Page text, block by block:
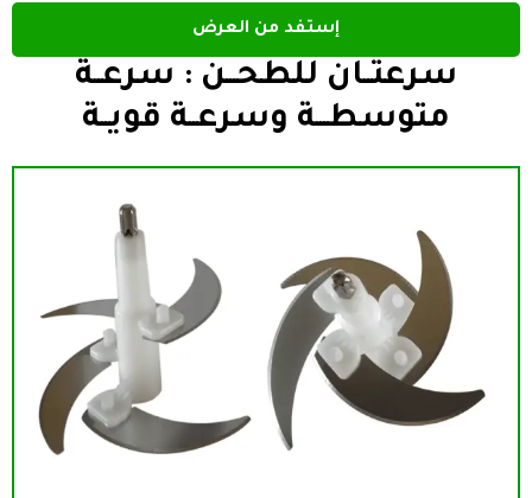
إستفد من العرض
سرعتــان للطحـــن : سرعــة
متوسطـــة وسرعــة قويــة